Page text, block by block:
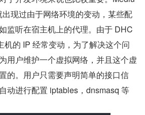
现过由于网络环境的变动，某些配
监听在宿主机上的代理。由于 DHC
机的 IP 经常变动，为了解决这个问
用户维护一个虚拟网络，并且这个虚
的。用户只需要声明简单的接口信
动进行配置 iptables，dnsmasq 等